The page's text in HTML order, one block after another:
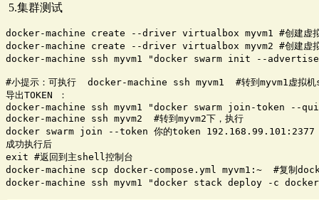
5.集群测试
docker-machine create --driver virtualbox myvm1 #创建虚
docker-machine create --driver virtualbox myvm2 #创建虚
docker-machine ssh myvm1 "docker swarm init --advertise-
#小提示：可执行  docker-machine ssh myvm1  #转到myvm1虚拟
导出TOKEN ：
docker-machine ssh myvm1 "docker swarm join-token --
docker-machine ssh myvm2  #转到myvm2下，执行
docker swarm join --token 你的token 192.168.99.101:2377
成功执行后
exit #返回到主shell控制台
docker-machine scp docker-compose.yml myvm1:~  #复制